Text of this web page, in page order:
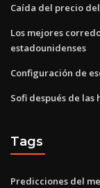
Caída del precio
Los mejores
estadounidenses
Configuración de
Sofi después de
Tags
Predicciones del